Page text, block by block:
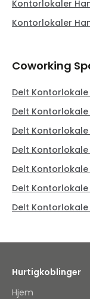
Kontorlokaler
Kontorlokaler
Coworking
Delt Kontorlokale
Delt Kontorlokale
Delt
Delt Kontorlokale
Delt Kontorlokale
Delt
Delt
Hurtigkoblinger
Hjem